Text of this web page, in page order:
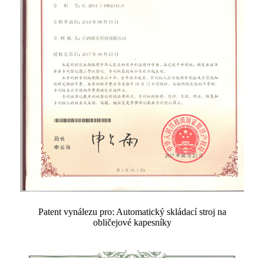
Patent vynálezu pro: Automatický skládací stroj na
obličejové kapesníky